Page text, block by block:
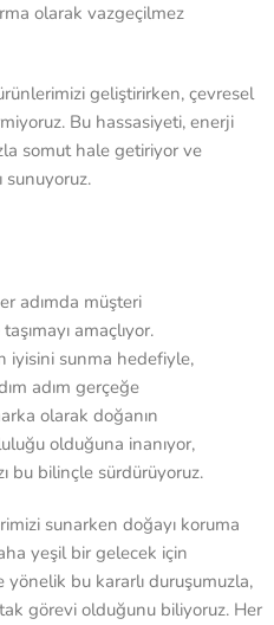
olarak vazgeçilmez
geliştirirken, çevresel
Bu hassasiyeti, enerji
somut hale getiriyor ve
sunuyoruz.
adımda müşteri
amaçlıyor.
iyisini sunma hedefiyle,
adım gerçeğe
olarak doğanın
olduğuna inanıyor,
bu bilinçle sürdürüyoruz.
sunarken doğayı koruma
yeşil bir gelecek için
yönelik bu kararlı duruşumuzla,
görevi olduğunu biliyoruz. Her